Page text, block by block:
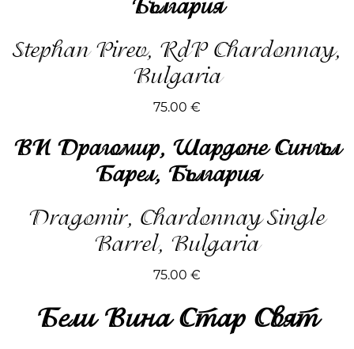
България
Stephan Pirev, RdP Chardonnay,
Bulgaria
75.00 €
ВИ Драгомир, Шардоне Сингъл
Барел, България
Dragomir, Chardonnay Single
Barrel, Bulgaria
75.00 €
Бели Вина Стар Свят